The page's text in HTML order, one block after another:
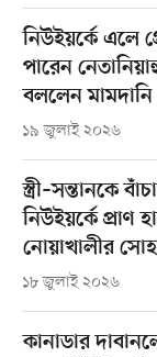
নিউইয়র্কে এলে
পারেন
বললেন মামদানি
১৯ জুলাই ২০২৬
স্ত্রী–সন্তানকে
নিউইয়র্কে প্রাণ
নোয়াখালীর
১৮ জুলাই ২০২৬
কানাডার